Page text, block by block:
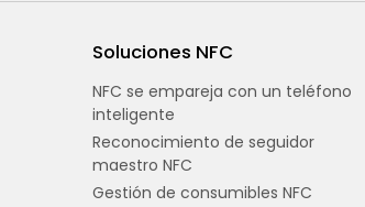
Soluciones NFC
NFC se empareja con un teléfono
inteligente
Reconocimiento de seguidor
maestro NFC
Gestión de consumibles NFC